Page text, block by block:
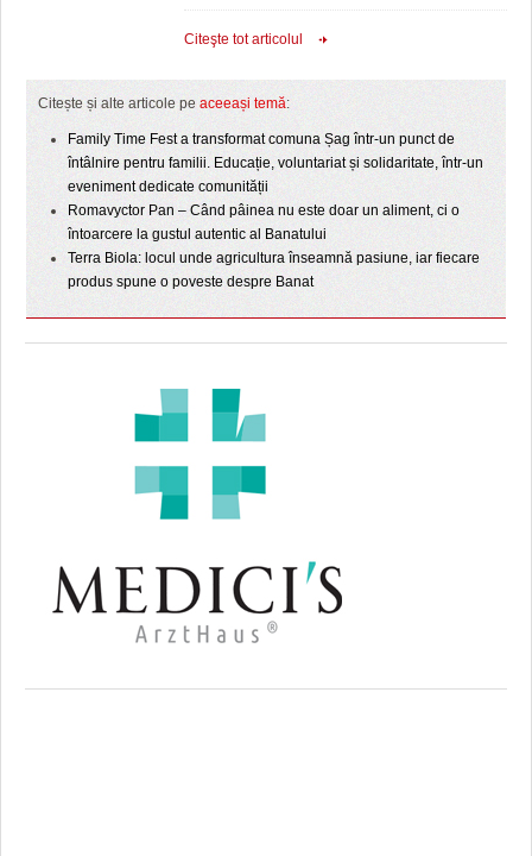
Citeşte tot articolul
Citește și alte articole pe aceeași temă:
Family Time Fest a transformat comuna Șag într-un punct de
întâlnire pentru familii. Educație, voluntariat și solidaritate, într-un
eveniment dedicate comunității
Romavyctor Pan – Când pâinea nu este doar un aliment, ci o
întoarcere la gustul autentic al Banatului
Terra Biola: locul unde agricultura înseamnă pasiune, iar fiecare
produs spune o poveste despre Banat